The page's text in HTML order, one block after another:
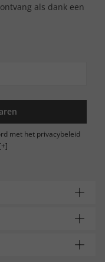
als dank een
met het privacybeleid
[+]